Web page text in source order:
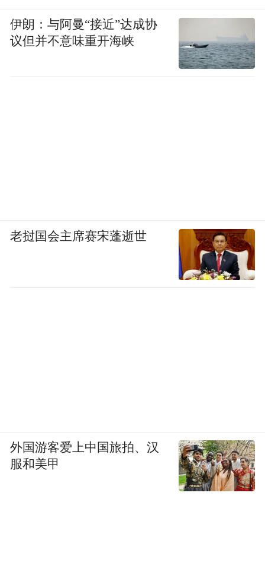
伊朗：与阿曼“接近”达成协
议但并不意味重开海峡
老挝国会主席赛宋蓬逝世
外国游客爱上中国旅拍、汉
服和美甲